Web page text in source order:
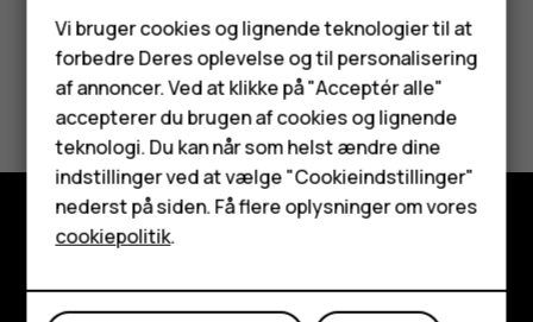
Smartphones
Feature-telefoner
Tilbehør
HMD Terra M
Tablets
Min konto
Synes du, dette var nyttigt?
Ja Nej
Om
Vi bruger cookies og lignende teknologier til at
forbedre Deres oplevelse og til personalisering
af annoncer. Ved at klikke på "Acceptér alle"
accepterer du brugen af cookies og lignende
teknologi. Du kan når som helst ændre dine
indstillinger ved at vælge "Cookieindstillinger"
nederst på siden. Få flere oplysninger om vores
cookiepolitik.